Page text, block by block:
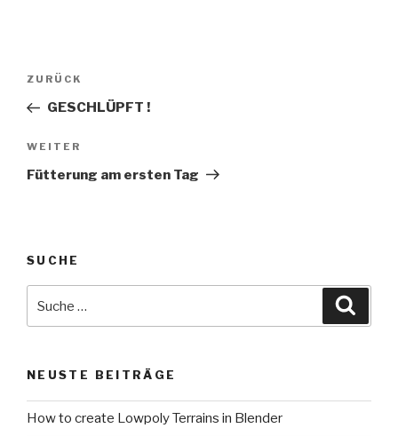
Beitrags-
Navigation
Vorheriger
Beitrag
ZURÜCK
GESCHLÜPFT !
Nächster
Beitrag
WEITER
Fütterung am ersten Tag
SUCHE
nach:
NEUSTE BEITRÄGE
How to create Lowpoly Terrains in Blender